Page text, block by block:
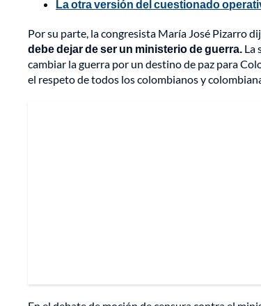
La otra versión del cuestionado
Por su parte, la congresista María José Pizarro
debe dejar de ser un ministerio de guerra. La
cambiar la guerra por un destino de paz para
el respeto de todos los colombianos y